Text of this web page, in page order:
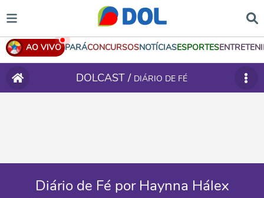
AO VIVO PARÁCONCURSOSNOTÍCIASESPORTES
DOLCAST / DIÁRIO DE FÉ
Diário de Fé por Haynna Hálex